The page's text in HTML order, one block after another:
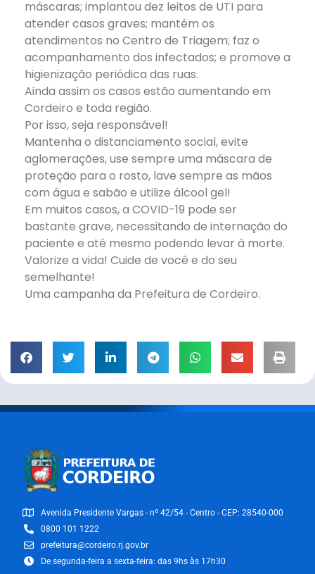
máscaras; implantou dez leitos de UTI para
atender casos graves; mantém os
atendimentos no Centro de Triagem; faz o
acompanhamento dos infectados; e promove a
higienização periódica das ruas.
Ainda assim os casos estão aumentando em
Cordeiro e toda região.
Por isso, seja responsável!
Mantenha o distanciamento social, evite
aglomerações, use sempre uma máscara de
proteção para o rosto, lave sempre as mãos
com água e sabão e utilize álcool gel!
Em muitos casos, a COVID-19 pode ser
bastante grave, necessitando de internação do
paciente e até mesmo podendo levar à morte.
Valorize a vida! Cuide de você e do seu
semelhante!
Uma campanha da Prefeitura de Cordeiro.
Avenida Presidente Vargas - nº 42/54 - Centro - CEP: 28540-000
0800 101 1222
prefeitura@cordeiro.rj.gov.br
De segunda-feira a sexta-feira: das 9hs às 17h30